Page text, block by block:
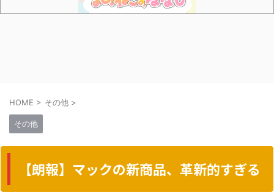
HOME > その他 >
その他
【朗報】マックの新商品、革新的すぎる